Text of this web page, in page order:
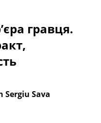
таблиці
гравця.
Sergiu Sava